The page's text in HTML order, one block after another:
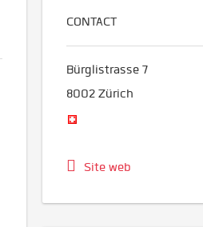
CONTACT
Bürglistrasse 7
8002 Zürich
Site web